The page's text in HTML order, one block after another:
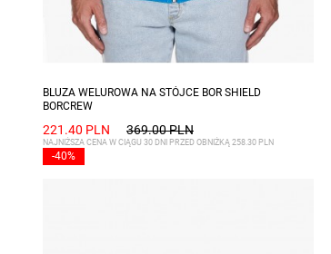
BLUZA WELUROWA NA STÓJCE BOR SHIELD
BORCREW
221.40 PLN 369.00 PLN
-40%
NAJNIŻSZA CENA W CIĄGU 30 DNI PRZED OBNIŻKĄ 258.30 PLN